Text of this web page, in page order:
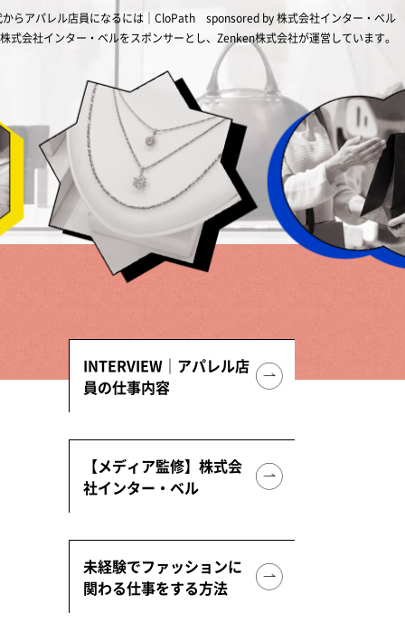
らアパレル店員になるには｜CloPath sponsored by 株式会社インター・ベル
式会社インター・ベルをスポンサーとし、Zenken株式会社が運営しています。
INTERVIEW｜アパレル店
員の仕事内容
【メディア監修】株式会
社インター・ベル
未経験でファッションに
関わる仕事をする方法